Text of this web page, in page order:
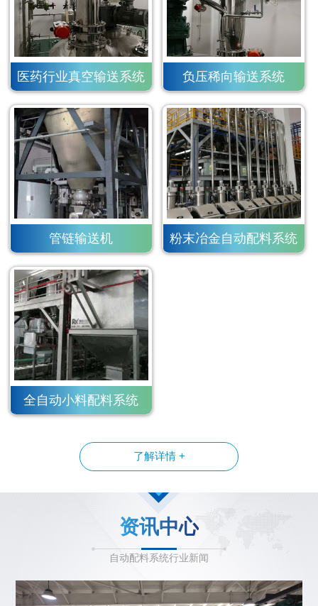
医药行业真空输送系统 负压稀向输送系统
管链输送机 粉末冶金自动配料系统
全自动小料配料系统
了解详情 +
资讯中心
自动配料系统行业新闻